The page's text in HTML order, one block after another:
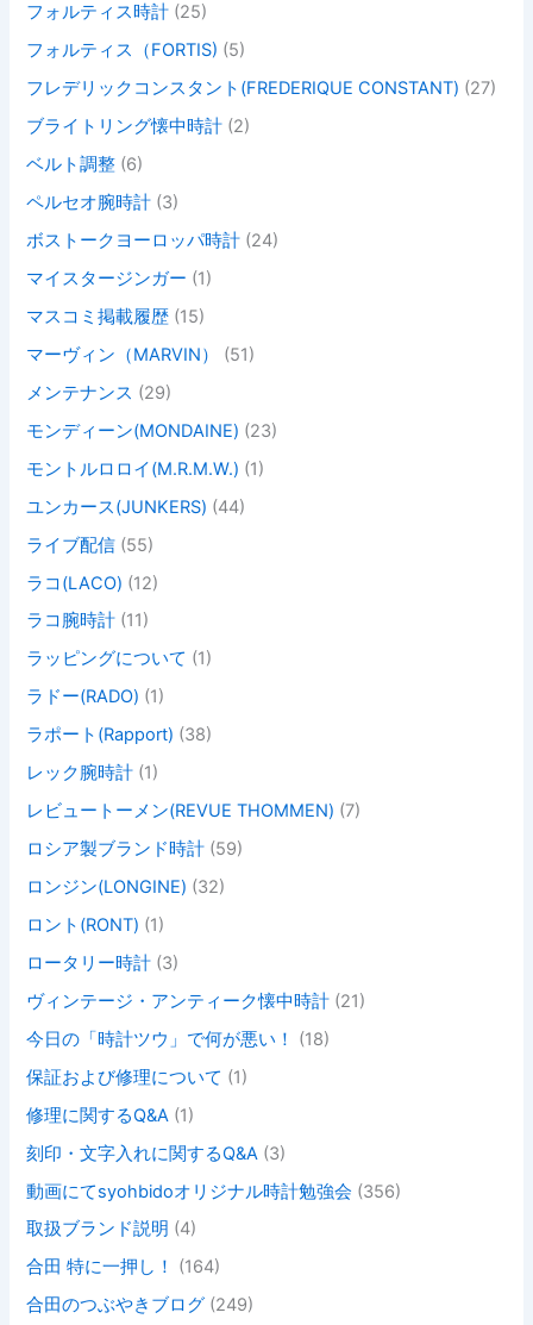
フォルティス時計 (25)
フォルティス（FORTIS) (5)
フレデリックコンスタント(FREDERIQUE CONSTANT) (27)
ブライトリング懐中時計 (2)
ベルト調整 (6)
ペルセオ腕時計 (3)
ボストークヨーロッパ時計 (24)
マイスタージンガー (1)
マスコミ掲載履歴 (15)
マーヴィン（MARVIN）
(51)
メンテナンス (29)
モンディーン(MONDAINE) (23)
モントルロロイ(M.R.M.W.) (1)
ユンカース(JUNKERS) (44)
ライブ配信 (55)
ラコ(LACO) (12)
ラコ腕時計 (11)
ラッピングについて (1)
ラドー(RADO) (1)
ラポート(Rapport) (38)
レック腕時計 (1)
レビュートーメン(REVUE THOMMEN) (7)
ロシア製ブランド時計 (59)
ロンジン(LONGINE) (32)
ロント(RONT) (1)
ロータリー時計 (3)
ヴィンテージ・アンティーク懐中時計 (21)
今日の「時計ツウ」で何が悪い！
(18)
保証および修理について (1)
修理に関するQ&A (1)
刻印・文字入れに関するQ&A (3)
動画にてsyohbidoオリジナル時計勉強会 (356)
取扱ブランド説明 (4)
合田 特に一押し！
(164)
合田のつぶやきブログ (249)